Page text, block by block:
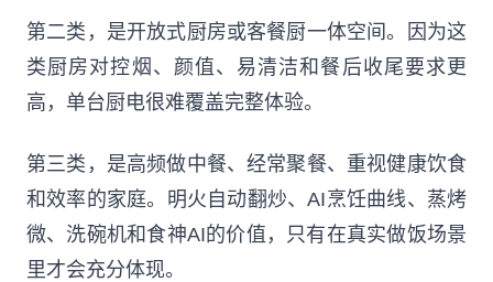
第二类，是开放式厨房或客餐厨一体空间。因为这
类厨房对控烟、颜值、易清洁和餐后收尾要求更
高，单台厨电很难覆盖完整体验。
第三类，是高频做中餐、经常聚餐、重视健康饮食
和效率的家庭。明火自动翻炒、AI烹饪曲线、蒸烤
微、洗碗机和食神AI的价值，只有在真实做饭场景
里才会充分体现。